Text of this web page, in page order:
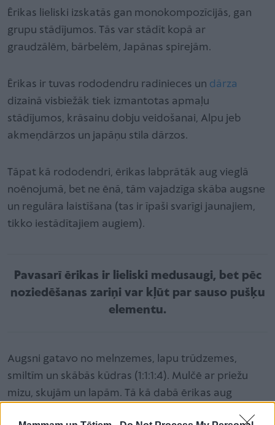
Ērikas lieliski izskatās gan monokompozīcijās, gan
grupu stādījumos. Tās var stādīt kopā ar
graudzālēm, bārbelēm, Japānas spirejām.
Ērikas ir tuvas rododendru radinieces un dārza
dizainā visbiežāk tiek izmantotas apmaļu
stādījumos, krāsainu dobju veidošanai, Alpu jeb
akmeņdārzos un japāņu stila dārzos.
Tāpat kā rododendri, ērikas labprātāk aug vieglā
noēnojumā, bet ne ēnā, tām vajadzīga skāba augsne
un regulāra laistīšana (tas ir īpaši svarīgi jaunajiem,
tikko iestādītajiem augiem).
Pavasarī ērikas ir lieliski medusaugi, bet pēc
noziedēšanas zariņi var kļūt par sauso pušķu
elementu.
Augsni gatavo no melnzemes, lapu trūdzemes,
smiltīm un skābās kūdras (1:1:1:4). Mulčē ar priežu
mizu, skujām un lapām. Tā kā dabā ērikas aug